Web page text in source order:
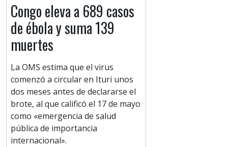
Congo eleva a 689 casos
de ébola y suma 139
muertes
La OMS estima que el virus
comenzó a circular en Ituri unos
dos meses antes de declararse el
brote, al que calificó el 17 de mayo
como «emergencia de salud
pública de importancia
internacional».